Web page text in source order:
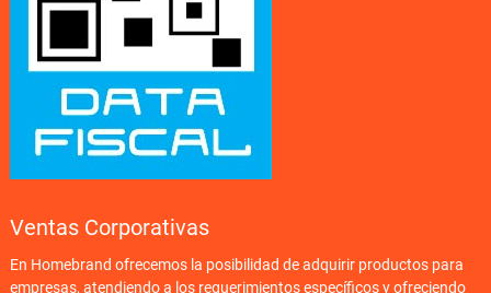
Ventas Corporativas
En Homebrand ofrecemos la posibilidad de adquirir productos para
empresas, atendiendo a los requerimientos específicos y ofreciendo